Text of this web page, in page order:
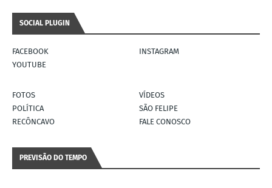
SOCIAL PLUGIN
FACEBOOK
INSTAGRAM
YOUTUBE
FOTOS
VÍDEOS
POLÍTICA
SÃO FELIPE
RECÔNCAVO
FALE CONOSCO
PREVISÃO DO TEMPO